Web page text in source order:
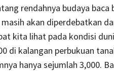
rendahnya budaya
akan diperdebatkan
kita lihat pada kondisi
di kalangan perbukuan
hanya sejumlah 3,000.